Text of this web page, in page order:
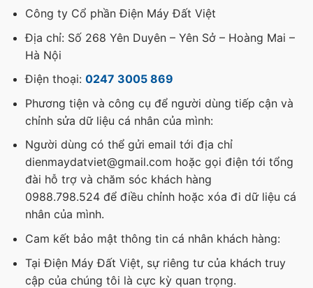
Công ty Cổ phần Điện Máy Đất Việt
Địa chỉ: Số 268 Yên Duyên – Yên Sở – Hoàng Mai –
Hà Nội
Điện thoại: 0247 3005 869
Phương tiện và công cụ để người dùng tiếp cận và
chỉnh sửa dữ liệu cá nhân của mình:
Người dùng có thể gửi email tới địa chỉ
dienmaydatviet@gmail.com hoặc gọi điện tới tổng
đài hỗ trợ và chăm sóc khách hàng
0988.798.524 để điều chỉnh hoặc xóa đi dữ liệu cá
nhân của mình.
Cam kết bảo mật thông tin cá nhân khách hàng:
Tại Điện Máy Đất Việt, sự riêng tư của khách truy
cập của chúng tôi là cực kỳ quan trọng.